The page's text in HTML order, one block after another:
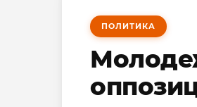
ПОЛИТИКА